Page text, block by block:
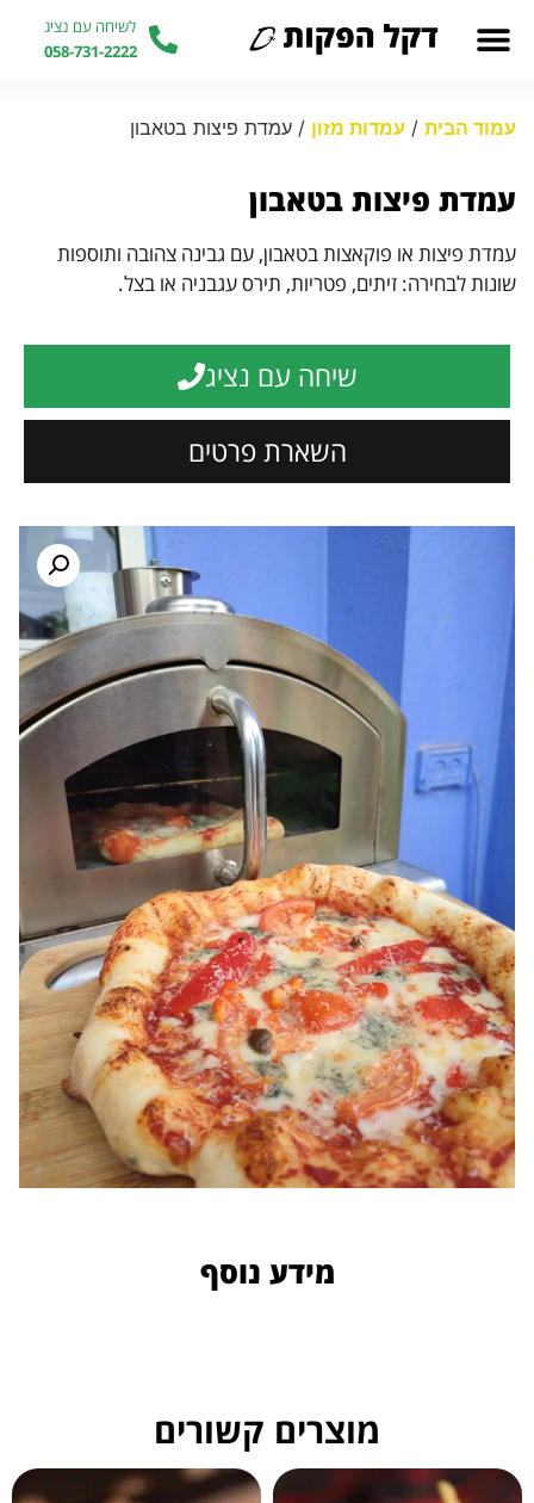
לשיחה עם נציג
058-731-2222
עמוד הבית / עמדות מזון / עמדת פיצות בטאבון
עמדת פיצות בטאבון
עמדת פיצות או פוקאצות בטאבון, עם גבינה צהובה ותוספות
שונות לבחירה: זיתים, פטריות, תירס עגבניה או בצל.
שיחה עם נציג
השארת פרטים
מידע נוסף
מוצרים קשורים